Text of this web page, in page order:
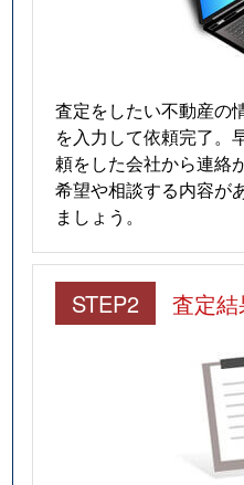
査定をしたい不動産の
を入力して依頼完了。
頼をした会社から連絡
希望や相談する内容が
ましょう。
STEP2 査定結